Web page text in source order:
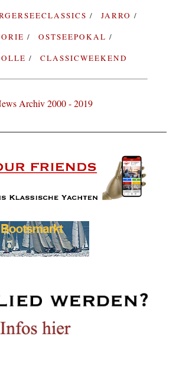
JARRO
OSTSEEPOKAL
CLASSICWEEKEND
Archiv 2000 - 2019